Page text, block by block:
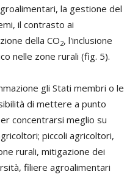
la gestione del
il contrasto ai
della CO2, l'inclusione
nelle zone rurali (fig. 5).
gli Stati membri o le
di mettere a punto
concentrarsi meglio su
piccoli agricoltori,
rurali, mitigazione dei
filiere agroalimentari